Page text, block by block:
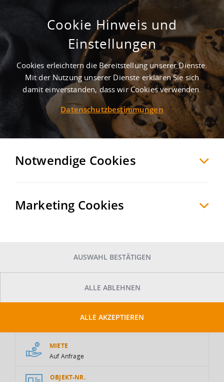
Ihr neuer Lager-/
Produktionsstandort in perfekter
Lage von Dortmund
DortmundDortmund, Deutschland
MERKEN VERGLEICHEN EXPORT PDF
MIETE
Auf Anfrage
OBJEKT-NR.
Cookie Hinweis und
Einstellungen
Cookies erleichtern die Bereitstellung unserer Dienste.
Mit der Nutzung unserer Dienste erklären Sie sich
damit einverstanden, dass wir Cookies verwenden.
Datenschutzbestimmungen
Notwendige Cookies
Marketing Cookies
AUSWAHL BESTÄTIGEN
ALLE ABLEHNEN
ALLE AKZEPTIEREN